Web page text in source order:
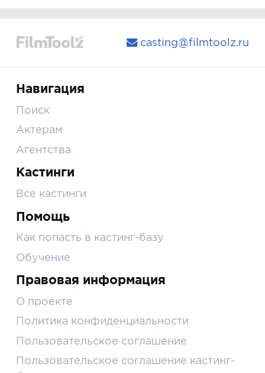
casting@filmtoolz.ru
Навигация
Поиск
Актерам
Агентства
Кастинги
Все кастинги
Помощь
Как попасть в кастинг-базу
Обучение
Правовая информация
О проекте
Политика конфиденциальности
Пользовательское соглашение
Пользовательское соглашение кастинг-